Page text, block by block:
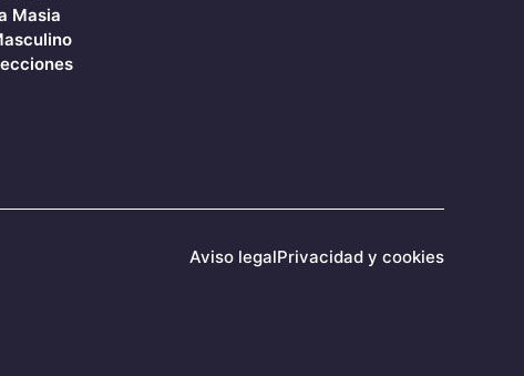
Masia
Aviso legalPrivacidad y cookies